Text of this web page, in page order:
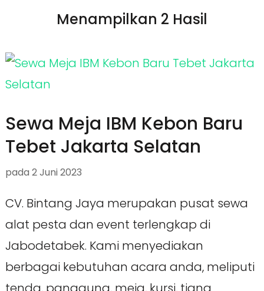
Menampilkan 2 Hasil
Sewa Meja IBM Kebon Baru
Tebet Jakarta Selatan
pada 2 Juni 2023
CV. Bintang Jaya merupakan pusat sewa
alat pesta dan event terlengkap di
Jabodetabek. Kami menyediakan
berbagai kebutuhan acara anda, meliputi